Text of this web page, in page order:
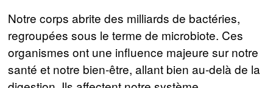
Notre corps abrite des milliards de bactéries,
regroupées sous le terme de microbiote. Ces
organismes ont une influence majeure sur notre
santé et notre bien-être, allant bien au-delà de la